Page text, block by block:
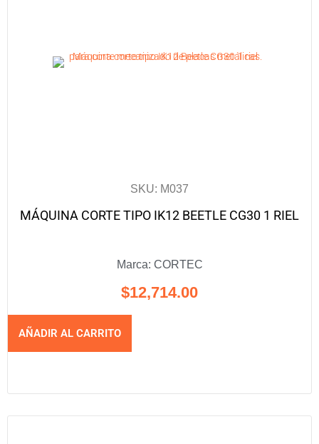
SKU: M037
MÁQUINA CORTE TIPO IK12 BEETLE CG30 1 RIEL
Marca: CORTEC
$12,714.00
AÑADIR AL CARRITO